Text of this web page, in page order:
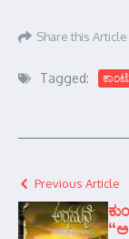
Share this Article
Tagged:
Previous Article